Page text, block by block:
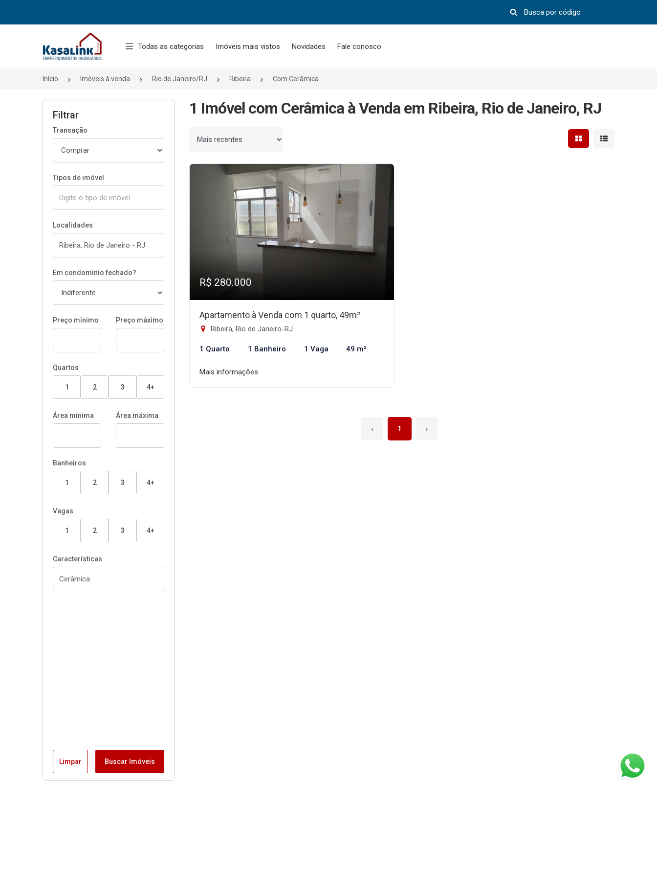
Página inicial
Todas as categorias Imóveis mais vistos Novidades Fale conosco
Início Imóveis à venda Rio de Janeiro/RJ Ribeira Com Cerâmica
Filtrar
Transação
Tipos de imóvel
Localidades
Em condomínio fechado?
Preço mínimo Preço máximo
Quartos
1 2 3 4+
Área mínima Área máxima
Banheiros
1 2 3 4+
Vagas
1 2 3 4+
Características
Limpar Buscar Imóveis
1 Imóvel com Cerâmica à Venda em Ribeira, Rio de Janeiro, RJ
Ordenar por Mostrar resultados em
Mostrar
R$ 280.000
Apartamento à Venda com 1 quarto, 49m²
Ribeira, Rio de Janeiro-RJ
1 Quarto 1 Banheiro 1 Vaga 49 m²
Mais informações
‹ 1 ›